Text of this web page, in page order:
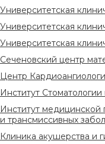
Университетская
Университетская
Университетская
Сеченовский центр
Центр
Институт
Институт медицинской
и трансмиссивных
Клиника акушерства и